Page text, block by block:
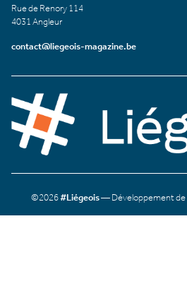
Rue de Renory 114
4031 Angleur
contact@liegeois-magazine.be
©2026#Liégeois— Développement de